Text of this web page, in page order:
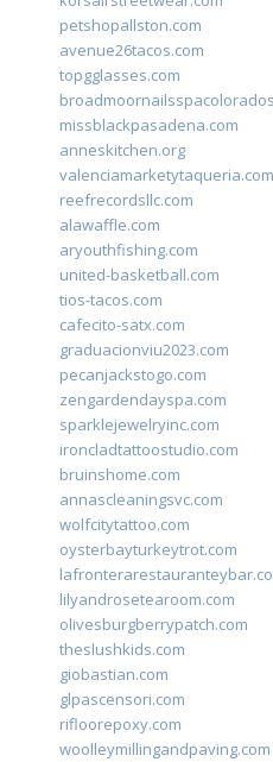
petshopallston.com
avenue26tacos.com
topgglasses.com
missblackpasadena.com
anneskitchen.org
valenciamarketytaqueria.com
reefrecordsllc.com
alawaffle.com
aryouthfishing.com
united-basketball.com
tios-tacos.com
cafecito-satx.com
graduacionviu2023.com
pecanjackstogo.com
zengardendayspa.com
sparklejewelryinc.com
ironcladtattoostudio.com
bruinshome.com
annascleaningsvc.com
wolfcitytattoo.com
oysterbayturkeytrot.com
lilyandrosetearoom.com
olivesburgberrypatch.com
theslushkids.com
giobastian.com
glpascensori.com
rifloorepoxy.com
woolleymillingandpaving.com